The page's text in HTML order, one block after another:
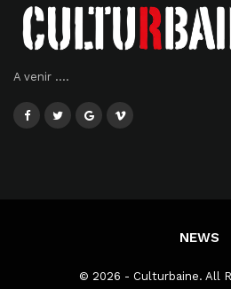
A venir ....
NEWS
© 2026 - Culturbaine. All